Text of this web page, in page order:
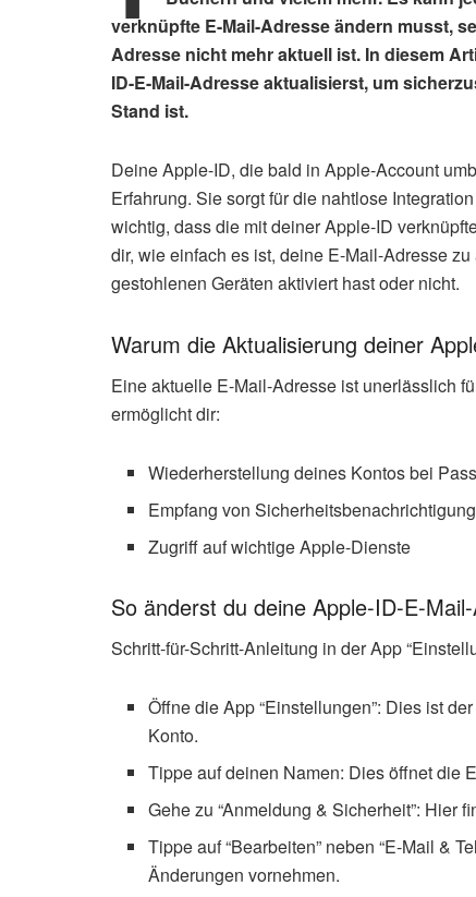
verknüpfte E-Mail-Adresse ändern musst,
Adresse nicht mehr aktuell ist. In diesem
ID-E-Mail-Adresse aktualisierst, um
Stand ist.
Deine Apple-ID, die bald in Apple-Account
Erfahrung. Sie sorgt für die nahtlose
wichtig, dass die mit deiner Apple-ID
dir, wie einfach es ist, deine E-Mail-Adresse
gestohlenen Geräten aktiviert hast oder nicht.
Warum die Aktualisierung deiner
Eine aktuelle E-Mail-Adresse ist unerlässlich
ermöglicht dir:
Wiederherstellung deines Kontos bei
Empfang von
Zugriff auf wichtige Apple-Dienste
So änderst du deine Apple-ID-E-
Schritt-für-Schritt-Anleitung in der App
Öffne die App “Einstellungen”: Dies ist
Konto.
Tippe auf deinen Namen: Dies öffnet die
Gehe zu “Anmeldung & Sicherheit”: Hier
Tippe auf “Bearbeiten” neben “E-Mail &
Änderungen vornehmen.